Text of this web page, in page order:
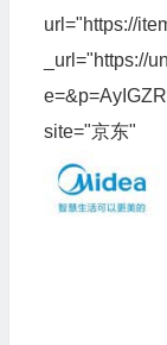
url="https://
_url="https://
site="京东"